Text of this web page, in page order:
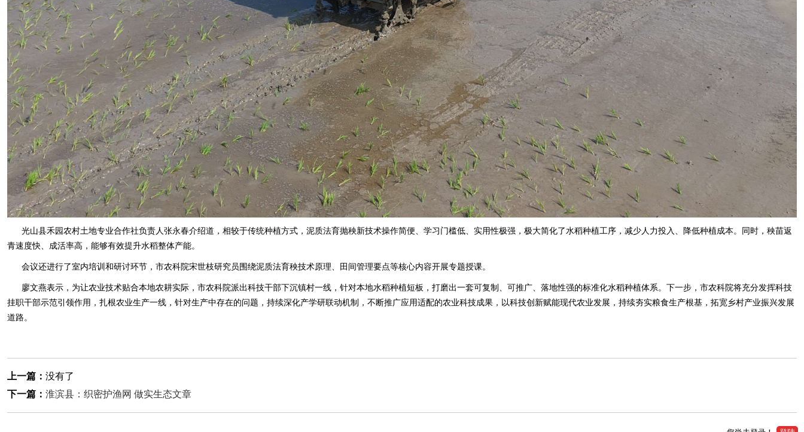
光山县禾园农村土地专业合作社负责人张永春介绍道，相较于传统种植方式，泥质法育抛秧新技术操作简便、学习门槛低、实用性极强，极大简化了水稻种植工序，减少人力投入、降低种植成本。同时，秧苗返
青速度快、成活率高，能够有效提升水稻整体产能。
会议还进行了室内培训和研讨环节，市农科院宋世枝研究员围绕泥质法育秧技术原理、田间管理要点等核心内容开展专题授课。
廖文燕表示，为让农业技术贴合本地农耕实际，市农科院派出科技干部下沉镇村一线，针对本地水稻种植短板，打磨出一套可复制、可推广、落地性强的标准化水稻种植体系。下一步，市农科院将充分发挥科技
挂职干部示范引领作用，扎根农业生产一线，针对生产中存在的问题，持续深化产学研联动机制，不断推广应用适配的农业科技成果，以科技创新赋能现代农业发展，持续夯实粮食生产根基，拓宽乡村产业振兴发展
道路。
上一篇： 没有了
下一篇： 淮滨县：织密护渔网 做实生态文章